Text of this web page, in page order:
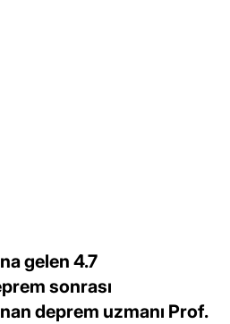
gelen 4.7
sonrası
deprem uzmanı Prof.